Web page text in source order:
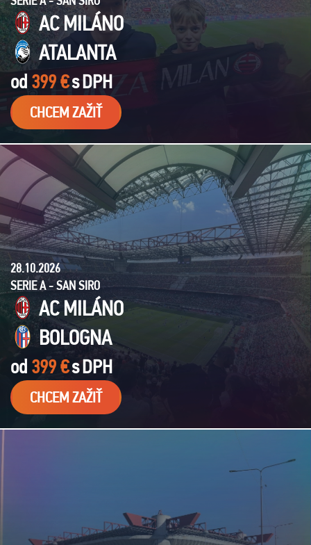
AC MILÁNO
ATALANTA
od 399 €sDPH
CHCEM ZAŽIŤ
28.10.2026
SERIE A - SAN SIRO
AC MILÁNO
BOLOGNA
od 399 €sDPH
CHCEM ZAŽIŤ